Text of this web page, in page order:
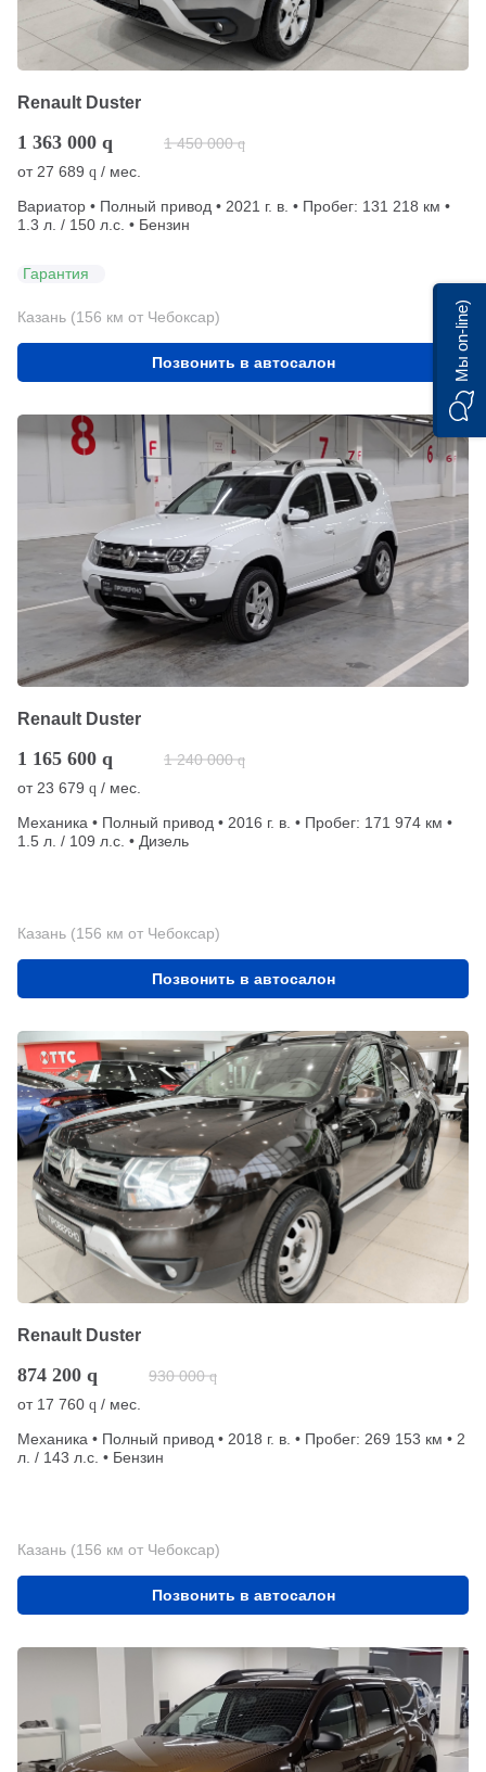
Renault Duster
1 363 000 q 1 450 000 q
от 27 689 q / мес.
Вариатор • Полный привод • 2021 г. в. • Пробег: 131 218 км •
1.3 л. / 150 л.с. • Бензин
Гарантия
Казань (156 км от Чебоксар)
Позвонить в автосалон
Renault Duster
1 165 600 q 1 240 000 q
от 23 679 q / мес.
Механика • Полный привод • 2016 г. в. • Пробег: 171 974 км •
1.5 л. / 109 л.с. • Дизель
Казань (156 км от Чебоксар)
Позвонить в автосалон
Renault Duster
874 200 q 930 000 q
от 17 760 q / мес.
Механика • Полный привод • 2018 г. в. • Пробег: 269 153 км • 2
л. / 143 л.с. • Бензин
Казань (156 км от Чебоксар)
Позвонить в автосалон
Мы on-line)